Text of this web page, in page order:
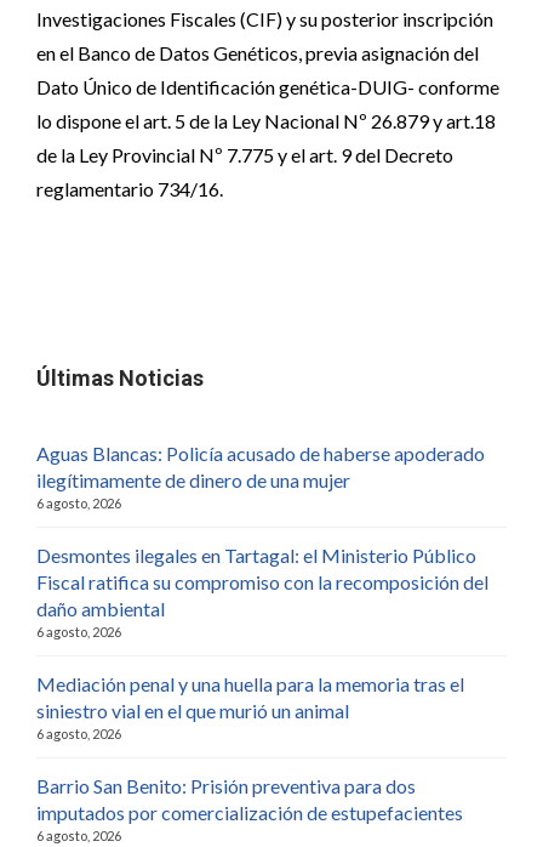
Investigaciones Fiscales (CIF) y su posterior inscripción
en el Banco de Datos Genéticos, previa asignación del
Dato Único de Identificación genética-DUIG- conforme
lo dispone el art. 5 de la Ley Nacional Nº 26.879 y art.18
de la Ley Provincial Nº 7.775 y el art. 9 del Decreto
reglamentario 734/16.
Últimas Noticias
Aguas Blancas: Policía acusado de haberse apoderado
ilegítimamente de dinero de una mujer
6 agosto, 2026
Desmontes ilegales en Tartagal: el Ministerio Público
Fiscal ratifica su compromiso con la recomposición del
daño ambiental
6 agosto, 2026
Mediación penal y una huella para la memoria tras el
siniestro vial en el que murió un animal
6 agosto, 2026
Barrio San Benito: Prisión preventiva para dos
imputados por comercialización de estupefacientes
6 agosto, 2026